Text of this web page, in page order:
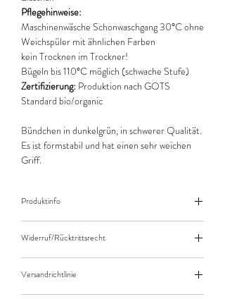
Pflegehinweise:
Maschinenwäsche Schonwaschgang 30°C ohne
Weichspüler mit ähnlichen Farben
kein Trocknen im Trockner!
Bügeln bis 110°C möglich (schwache Stufe)
Zertifizierung: Produktion nach GOTS
Standard bio/organic
Bündchen in dunkelgrün, in schwerer Qualität.
Es ist formstabil und hat einen sehr weichen
Griff.
Produktinfo
10cm (0,1m) Länge des Stoffes.
Bei einer Bestellung von zB. 50cm (0,5m)
daher bitte Anzahl 5 eingeben.
Widerruf/Rücktrittsrecht
Versandrichtlinie